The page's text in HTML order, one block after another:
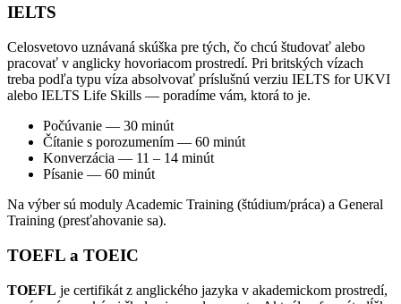
IELTS
Celosvetovo uznávaná skúška pre tých, čo chcú študovať alebo
pracovať v anglicky hovoriacom prostredí. Pri britských vízach
treba podľa typu víza absolvovať príslušnú verziu IELTS for UKVI
alebo IELTS Life Skills — poradíme vám, ktorá to je.
Počúvanie — 30 minút
Čítanie s porozumením — 60 minút
Konverzácia — 11 – 14 minút
Písanie — 60 minút
Na výber sú moduly Academic Training (štúdium/práca) a General
Training (presťahovanie sa).
TOEFL a TOEIC
TOEFL je certifikát z anglického jazyka v akademickom prostredí,